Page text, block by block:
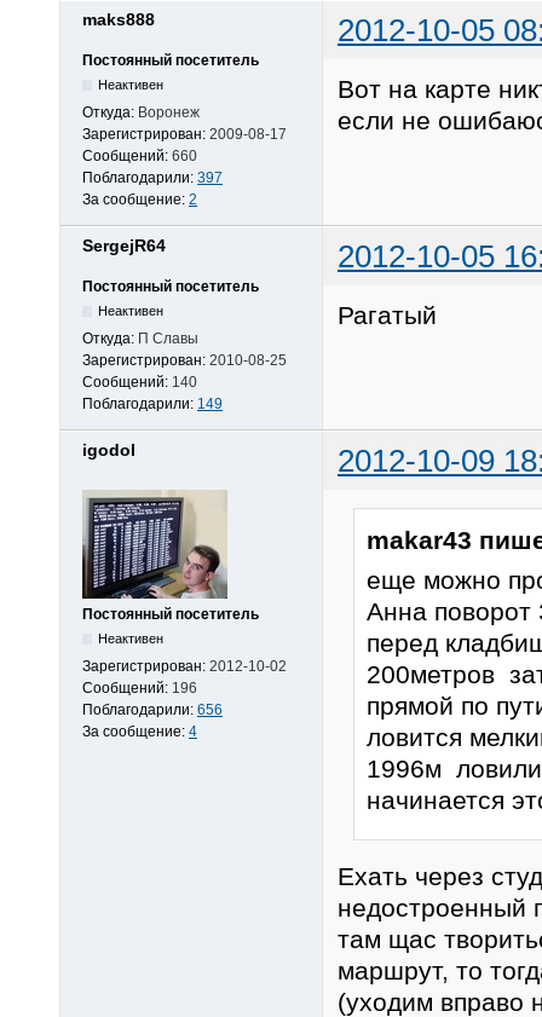
maks888 2012-10-05
Постоянный посетитель
Неактивен
Откуда: Воронеж
Зарегистрирован: 2009-08-17
Сообщений: 660
Поблагодарили: 397
За сообщение: 2
Вот на карте
если не
SergejR64 2012-10-05
Постоянный посетитель
Неактивен
Откуда: П Славы
Зарегистрирован: 2010-08-25
Сообщений: 140
Поблагодарили: 149
Рагатый
igodol 2012-10-09
Постоянный посетитель
Неактивен
Зарегистрирован: 2012-10-02
Сообщений: 196
Поблагодарили: 656
За сообщение: 4
makar43
еще можно
Анна поворот
перед
200метров
прямой по
ловится
1996м ловили
начинается
Ехать через
недостроенный
там щас
маршрут, то
(уходим вправо